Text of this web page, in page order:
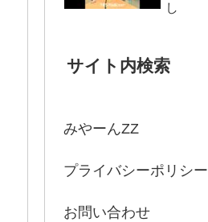
し
サイト内検索
みやーんZZ
プライバシーポリシー
お問い合わせ